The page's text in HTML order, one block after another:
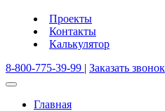
Проекты
Контакты
Калькулятор
8-800-775-39-99 | Заказать звонок
Главная